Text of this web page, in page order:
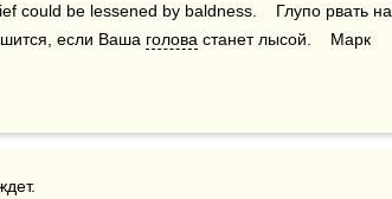
could be lessened by baldness.    Глупо рвать на
если Ваша голова станет лысой.    Марк